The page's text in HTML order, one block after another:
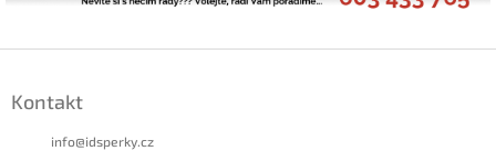
Kontakt
info@idsperky.cz